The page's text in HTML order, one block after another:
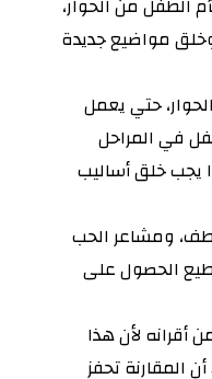
مواضيع جديدة
حتي يعمل
في المراحل
يجب خلق أساليب
ومشاعر الحب
الحصول على
أقرانه لأن هذا
المقارنة تحفز